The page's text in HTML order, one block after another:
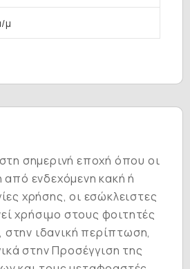
μ
σημερινή εποχή όπου οι
ενδεχόμενη κακή ή
χρήσης, οι εσώκλειστες
χρήσιμο στους φοιτητές
ιδανική περίπτωση,
στην Προσέγγιση της